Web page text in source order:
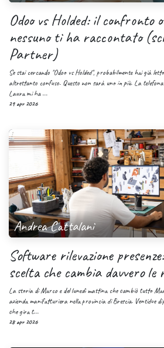
Odoo vs Holded: il confronto
nessuno ti ha raccontato
Partner)
Se stai cercando "Odoo vs Holded", probabilmente hai già
altrettanto confuso. Questo non sarà uno in più. La
Laura mi ha ...
29 apr 2026
Andrea Cattalani
Software rilevazione
scelta che cambia davvero le
La storia di Marco e del lunedì mattina che cambiò tutto
azienda manifatturiera nella provincia di Brescia. Ventidue
che gira t...
28 apr 2026